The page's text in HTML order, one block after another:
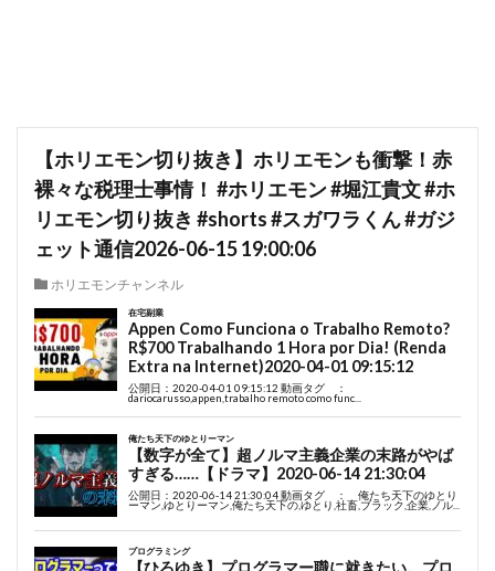
【ホリエモン切り抜き】ホリエモンも衝撃！赤
裸々な税理士事情！ #ホリエモン #堀江貴文 #ホ
リエモン切り抜き #shorts #スガワラくん #ガジ
ェット通信2026-06-15 19:00:06
ホリエモンチャンネル